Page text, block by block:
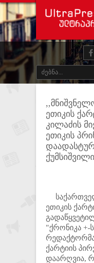
ეთიკის
კილაძის
ეთიკის
ქუმსიშვილი
ეთიკის
"ქრონიკა +-
ქარტიის
დაარღვია,